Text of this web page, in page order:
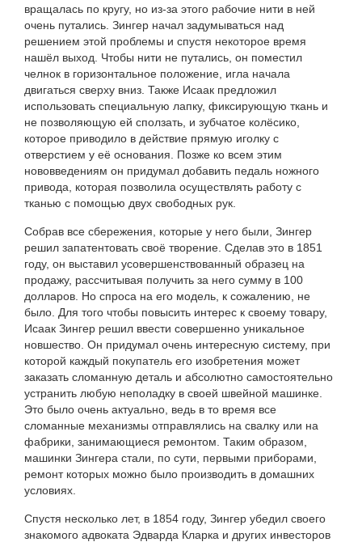
вращалась по кругу, но из-за этого рабочие нити в ней
очень путались. Зингер начал задумываться над
решением этой проблемы и спустя некоторое время
нашёл выход. Чтобы нити не путались, он поместил
челнок в горизонтальное положение, игла начала
двигаться сверху вниз. Также Исаак предложил
использовать специальную лапку, фиксирующую ткань и
не позволяющую ей сползать, и зубчатое колёсико,
которое приводило в действие прямую иголку с
отверстием у её основания. Позже ко всем этим
нововведениям он придумал добавить педаль ножного
привода, которая позволила осуществлять работу с
тканью с помощью двух свободных рук.
Собрав все сбережения, которые у него были, Зингер
решил запатентовать своё творение. Сделав это в 1851
году, он выставил усовершенствованный образец на
продажу, рассчитывая получить за него сумму в 100
долларов. Но спроса на его модель, к сожалению, не
было. Для того чтобы повысить интерес к своему товару,
Исаак Зингер решил ввести совершенно уникальное
новшество. Он придумал очень интересную систему, при
которой каждый покупатель его изобретения может
заказать сломанную деталь и абсолютно самостоятельно
устранить любую неполадку в своей швейной машинке.
Это было очень актуально, ведь в то время все
сломанные механизмы отправлялись на свалку или на
фабрики, занимающиеся ремонтом. Таким образом,
машинки Зингера стали, по сути, первыми приборами,
ремонт которых можно было производить в домашних
условиях.
Спустя несколько лет, в 1854 году, Зингер убедил своего
знакомого адвоката Эдварда Кларка и других инвесторов